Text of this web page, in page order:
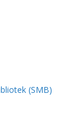
(SMB)